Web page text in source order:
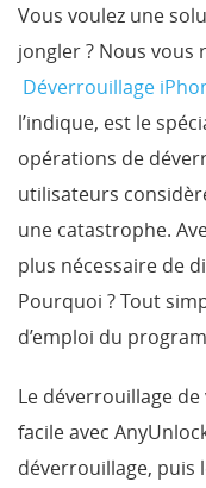
Vous voulez une
jongler ? Nous vous
Déverrouillage
l’indique, est le
opérations de
utilisateurs
une catastrophe.
plus nécessaire de
Pourquoi ? Tout
d’emploi du
Le déverrouillage
facile avec
déverrouillage, puis